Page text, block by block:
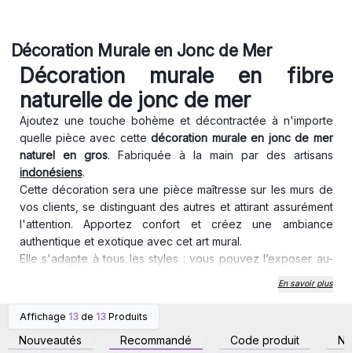
Décoration Murale en Jonc de Mer
Décoration murale en fibre
naturelle de jonc de mer
Ajoutez une touche bohème et décontractée à n'importe
quelle pièce avec cette décoration murale en jonc de mer
naturel en gros. Fabriquée à la main par des artisans
indonésiens.
Cette décoration sera une pièce maîtresse sur les murs de
vos clients, se distinguant des autres et attirant assurément
l'attention. Apportez confort et créez une ambiance
authentique et exotique avec cet art mural.
Elle s'adapte à tous les styles : vous pouvez l’exposer au-
également être utilisé comme des paniers à fruits grands et
rustique. Parfait aussi pour les mariages bohèmes.
En savoir plus
Affichage 13 de 13 Produits
Nouveautés Recommandé Code produit
Connectez-vous ou
inscrivez-vous pour
accéder aux prix de gros
inscrivez-vous pour
accéder aux prix de gros